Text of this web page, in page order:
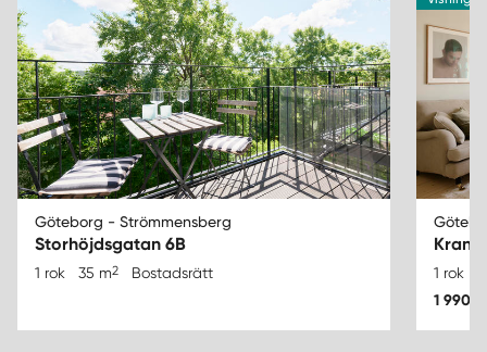
Göteborg - Strömmensberg
Storhöjdsgatan 6B
1 rok 35 m2 Bostadsrätt 1 rok
1 990